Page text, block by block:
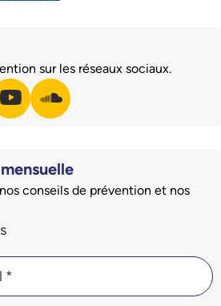
sur les réseaux sociaux.
Facebook
notre page Instagram
youtube
Visiter notre page Youtube
soundcloud
Visiter notre page
conseils de prévention et nos
d'inscription à la newsletter
*